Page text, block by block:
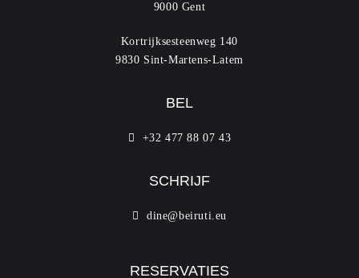
9000 Gent
Kortrijksesteenweg 140
9830 Sint-Martens-Latem
BEL
+32 477 88 07 43
SCHRIJF
dine@beiruti.eu
RESERVATIES